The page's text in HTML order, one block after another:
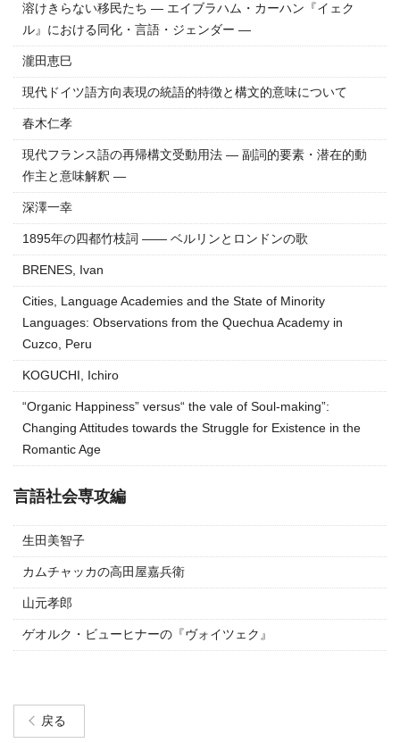
溶けきらない移民たち ― エイブラハム・カーハン『イェク
ル』における同化・言語・ジェンダー ―
瀧田恵巳
現代ドイツ語方向表現の統語的特徴と構文的意味について
春木仁孝
現代フランス語の再帰構文受動用法 ― 副詞的要素・潜在的動
作主と意味解釈 ―
深澤一幸
1895年の四都竹枝詞 ―― ベルリンとロンドンの歌
BRENES, Ivan
Cities, Language Academies and the State of Minority
Languages: Observations from the Quechua Academy in
Cuzco, Peru
KOGUCHI, Ichiro
“Organic Happiness” versus“ the vale of Soul-making”:
Changing Attitudes towards the Struggle for Existence in the
Romantic Age
言語社会専攻編
生田美智子
カムチャッカの高田屋嘉兵衛
山元孝郎
ゲオルク・ビューヒナーの『ヴォイツェク』
戻る